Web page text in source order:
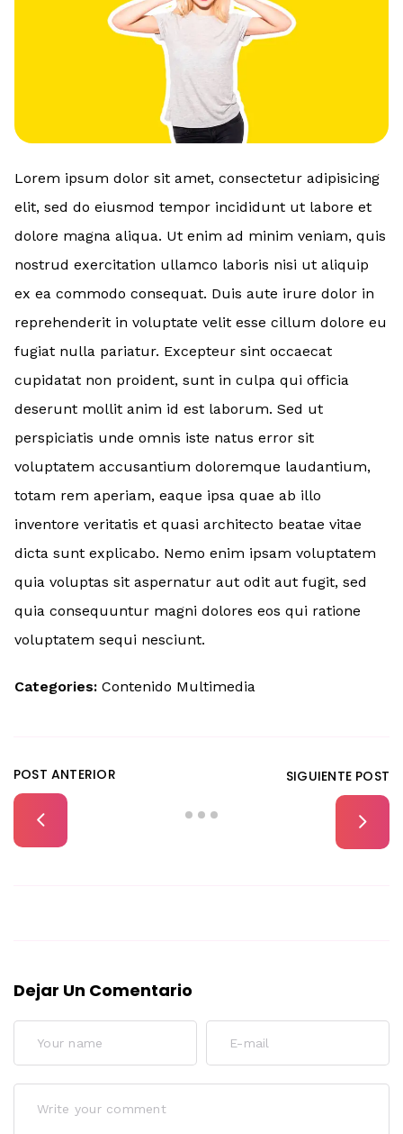
Lorem ipsum dolor sit amet, consectetur adipisicing
elit, sed do eiusmod tempor incididunt ut labore et
dolore magna aliqua. Ut enim ad minim veniam, quis
nostrud exercitation ullamco laboris nisi ut aliquip
ex ea commodo consequat. Duis aute irure dolor in
reprehenderit in voluptate velit esse cillum dolore eu
fugiat nulla pariatur. Excepteur sint occaecat
cupidatat non proident, sunt in culpa qui officia
deserunt mollit anim id est laborum. Sed ut
perspiciatis unde omnis iste natus error sit
voluptatem accusantium doloremque laudantium,
totam rem aperiam, eaque ipsa quae ab illo
inventore veritatis et quasi architecto beatae vitae
dicta sunt explicabo. Nemo enim ipsam voluptatem
quia voluptas sit aspernatur aut odit aut fugit, sed
quia consequuntur magni dolores eos qui ratione
voluptatem sequi nesciunt.
Categories: Contenido Multimedia
POST ANTERIOR SIGUIENTE POST
Dejar Un Comentario